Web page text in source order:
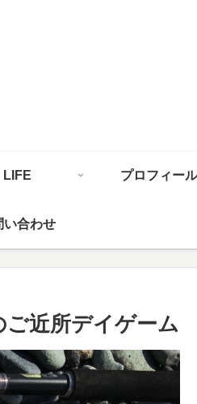
LIFE プロフィール
い合わせ
近所デイゲーム